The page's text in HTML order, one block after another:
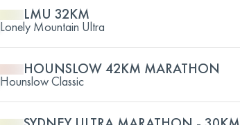
LMU 32KM
Lonely Mountain Ultra
HOUNSLOW 42KM MARATHON
Hounslow Classic